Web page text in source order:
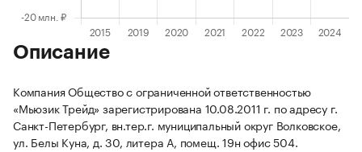
Описание
Компания Общество с ограниченной ответственностью
«Мьюзик Трейд» зарегистрирована 10.08.2011 г. по адресу г.
Санкт-Петербург, вн.тер.г. муниципальный округ Волковское,
ул. Белы Куна, д. 30, литера А, помещ. 19н офис 504.